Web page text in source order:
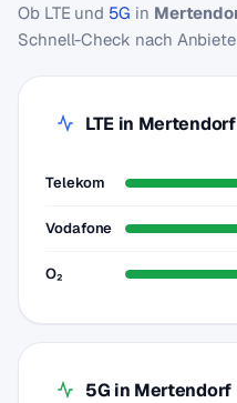
Ob LTE und 5G in
Schnell-Check nach
LTE in Mertendorf
Telekom
Vodafone
O₂
5G in Mertendorf